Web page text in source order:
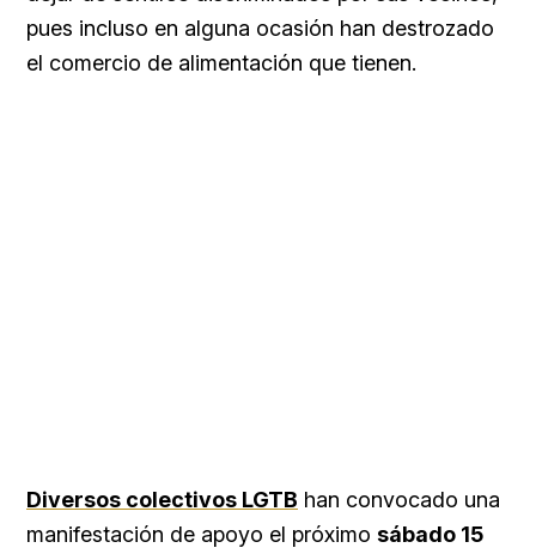
pues incluso en alguna ocasión han destrozado
el comercio de alimentación que tienen.
Diversos colectivos LGTB han convocado una
manifestación de apoyo el próximo sábado 15